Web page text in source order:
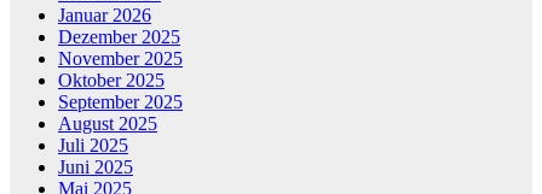
Januar 2026
Dezember 2025
November 2025
Oktober 2025
September 2025
August 2025
Juli 2025
Juni 2025
Mai 2025